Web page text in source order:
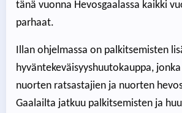
tänä vuonna Hevosgaalassa kaikki
parhaat.
Illan ohjelmassa on palkitsemisten
hyväntekeväisyyshuutokauppa,
nuorten ratsastajien ja nuorten
Gaalailta jatkuu palkitsemisten ja